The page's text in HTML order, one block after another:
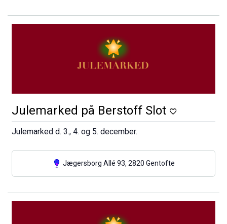
Julemarked på Berstoff Slot
Julemarked d. 3., 4. og 5. december.
Jægersborg Allé 93, 2820 Gentofte